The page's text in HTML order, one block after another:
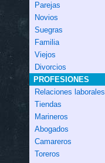
Parejas
Novios
Suegras
Familia
Viejos
Divorcios
PROFESIONES
Relaciones laborales
Tiendas
Marineros
Abogados
Camareros
Toreros